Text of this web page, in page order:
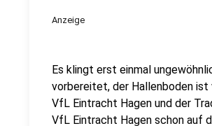
Anzeige
Es klingt erst einmal
vorbereitet, der Hallenboden ist
VfL Eintracht Hagen und der
VfL Eintracht Hagen schon auf